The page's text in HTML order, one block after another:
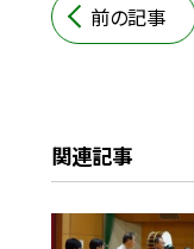
前の記事
関連記事